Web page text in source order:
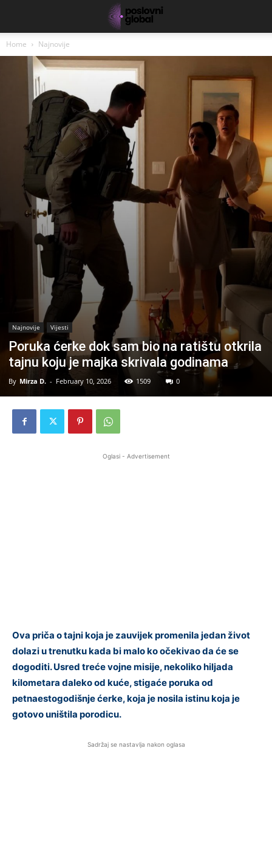
Home Najnovije
Najnovije Vijesti
Poruka ćerke dok sam bio na ratištu otkrila
tajnu koju je majka skrivala godinama
By Mirza D. - February 10, 2026 1509 0
Oglasi - Advertisement
Ova priča o tajni koja je zauvijek promenila jedan život
dolazi u trenutku kada bi malo ko očekivao da će se
dogoditi. Usred treće vojne misije, nekoliko hiljada
kilometara daleko od kuće, stigaće poruka od
petnaestogodišnje ćerke, koja je nosila istinu koja je
gotovo uništila porodicu.
Sadržaj se nastavlja nakon oglasa